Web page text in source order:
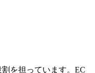
を担っています。EC